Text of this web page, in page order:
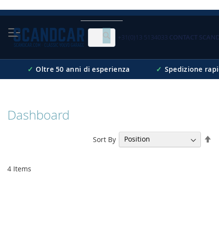
Skip
Content
Cerca
+31(0)13 5134033 CONTACT
✓ Oltre 50 anni di esperienza ✓ Spedizione
Dashboard
4 Items
Sort By